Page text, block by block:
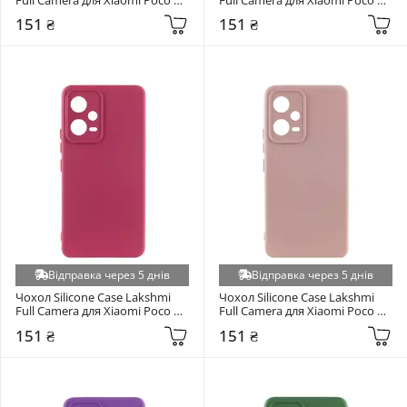
Blackview Shark 8 (+3)
Google Pixel 9 / 9 Pro / 10 / 10 Pro (+3)
Honor 400 (+3)
Honor 400 Lite (+3)
Huawei P40 Pro (+3)
Huawei Y5 2018 (+3)
Huawei Y6P (+3)
Infinix GT 30 Pro (+3)
Infinix Hot 11S (+3)
Infinix Hot 12 Play (+3)
151 ₴ 151 ₴
Відправка через 5 днів
Чохол Silicone Case Lakshmi
Full Camera для Xiaomi Poco X5
151 ₴
Відправка через 5 днів
Чохол Silicone Case Lakshmi
Full Camera для Xiaomi Poco X5
151 ₴